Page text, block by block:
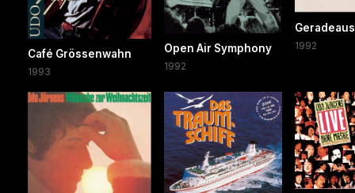
Café Grössenwahn
1993
Open Air Symphony
1992
Geradeaus
1992